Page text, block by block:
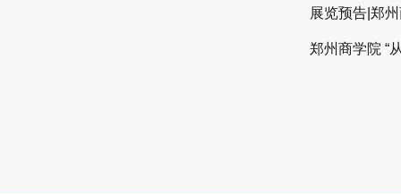
展览预告|郑
郑州商学院 “